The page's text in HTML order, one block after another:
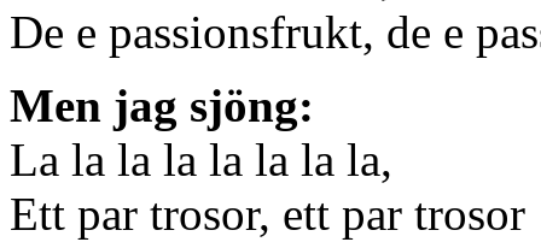
De e passionsfrukt, de e
Men jag sjöng:
La la la la la la la la,
Ett par trosor, ett par trosor